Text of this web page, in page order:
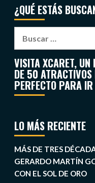
¿QUÉ ESTÁS
VISITA XCARET, UN
DE 50
PERFECTO PARA
LO MÁS RECIENTE
MÁS DE TRES
GERARDO MARTÍN
CON EL SOL DE ORO